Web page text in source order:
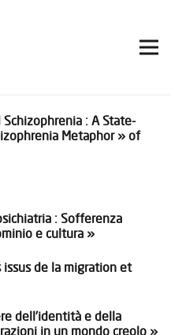
Schizophrenia : A State-
Metaphor » of
: Sofferenza
e cultura »
issus de la migration et
dell’identità e della
in un mondo creolo »